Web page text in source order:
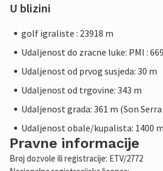
U blizini
golf igraliste : 23918 m
Udaljenost do zracne luke: PMI :
Udaljenost od prvog susjeda: 30 m
Udaljenost od trgovine: 343 m
Udaljenost grada: 361 m (Son
Udaljenost obale/kupalista: 1400
Pravne informacije
Broj dozvole ili registracije: ETV/2772